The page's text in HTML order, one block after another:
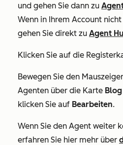
und gehen Sie dann zu
Wenn in Ihrem Account
gehen Sie direkt zu Agent
Klicken Sie auf die
Bewegen Sie den
Agenten über die Karte
klicken Sie auf Bearbeiten.
Wenn Sie den Agent weiter
erfahren Sie hier mehr über